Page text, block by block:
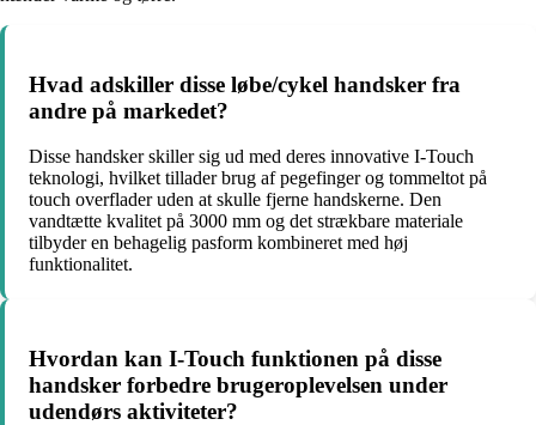
Hvad adskiller disse løbe/cykel handsker fra
andre på markedet?
Disse handsker skiller sig ud med deres innovative I-Touch
teknologi, hvilket tillader brug af pegefinger og tommeltot på
touch overflader uden at skulle fjerne handskerne. Den
vandtætte kvalitet på 3000 mm og det strækbare materiale
tilbyder en behagelig pasform kombineret med høj
funktionalitet.
Hvordan kan I-Touch funktionen på disse
handsker forbedre brugeroplevelsen under
udendørs aktiviteter?